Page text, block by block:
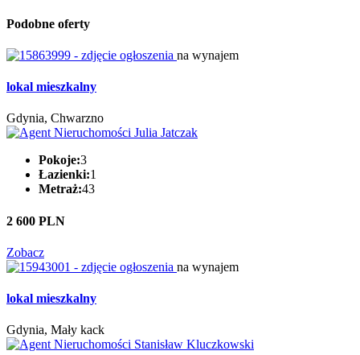
Podobne oferty
na wynajem
lokal mieszkalny
Gdynia, Chwarzno
Pokoje:3
Łazienki:1
Metraż:43
2 600 PLN
Zobacz
na wynajem
lokal mieszkalny
Gdynia, Mały kack